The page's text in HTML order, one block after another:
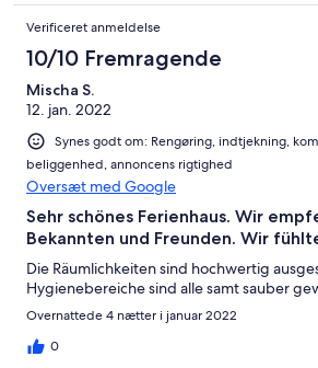
Dachterrasse und Sauna, als auch der
Grillen und die Sonne genießen- alles
direkt am Hang der Lausche - fast
wir gern die Gegend erkundigt. Der
Haus bereitete den Kids regelmäßig
mit dem Schaukeln am Waldrand war Gold
hat uns total überzeugt. Wir reisen sehr
geben den Tipp weiter!
Verificeret anmeldelse
10/10 Fremragende
Mischa S.
12. jan. 2022
Synes godt om: Rengøring, indtjekning,
beliggenhed, annoncens rigtighed
Oversæt med Google
Sehr schönes Ferienhaus. Wir
Bekannten und Freunden. Wir
Die Räumlichkeiten sind hochwertig
Hygienebereiche sind alle samt sauber
Overnattede 4 nætter i januar 2022
0